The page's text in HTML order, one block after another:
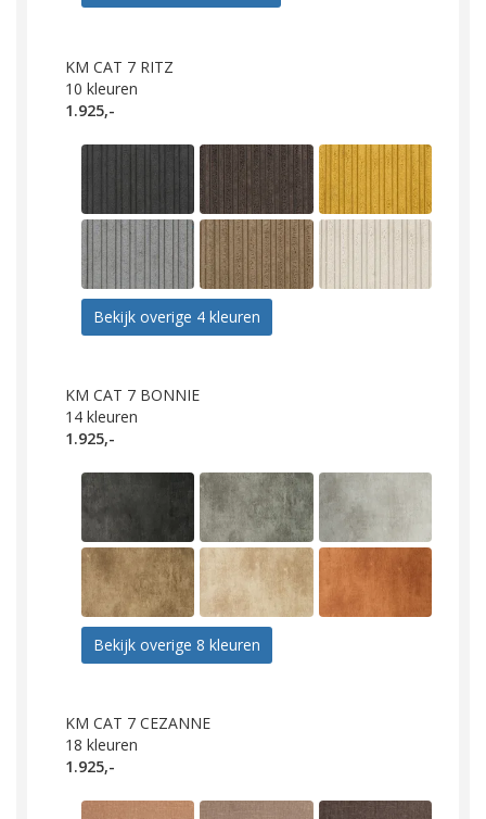
KM CAT 7 RITZ
10 kleuren
1.925,-
Bekijk overige 4 kleuren
KM CAT 7 BONNIE
14 kleuren
1.925,-
Bekijk overige 8 kleuren
KM CAT 7 CEZANNE
18 kleuren
1.925,-